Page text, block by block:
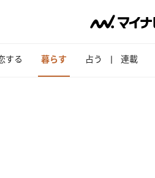
する 暮らす 占う 連載